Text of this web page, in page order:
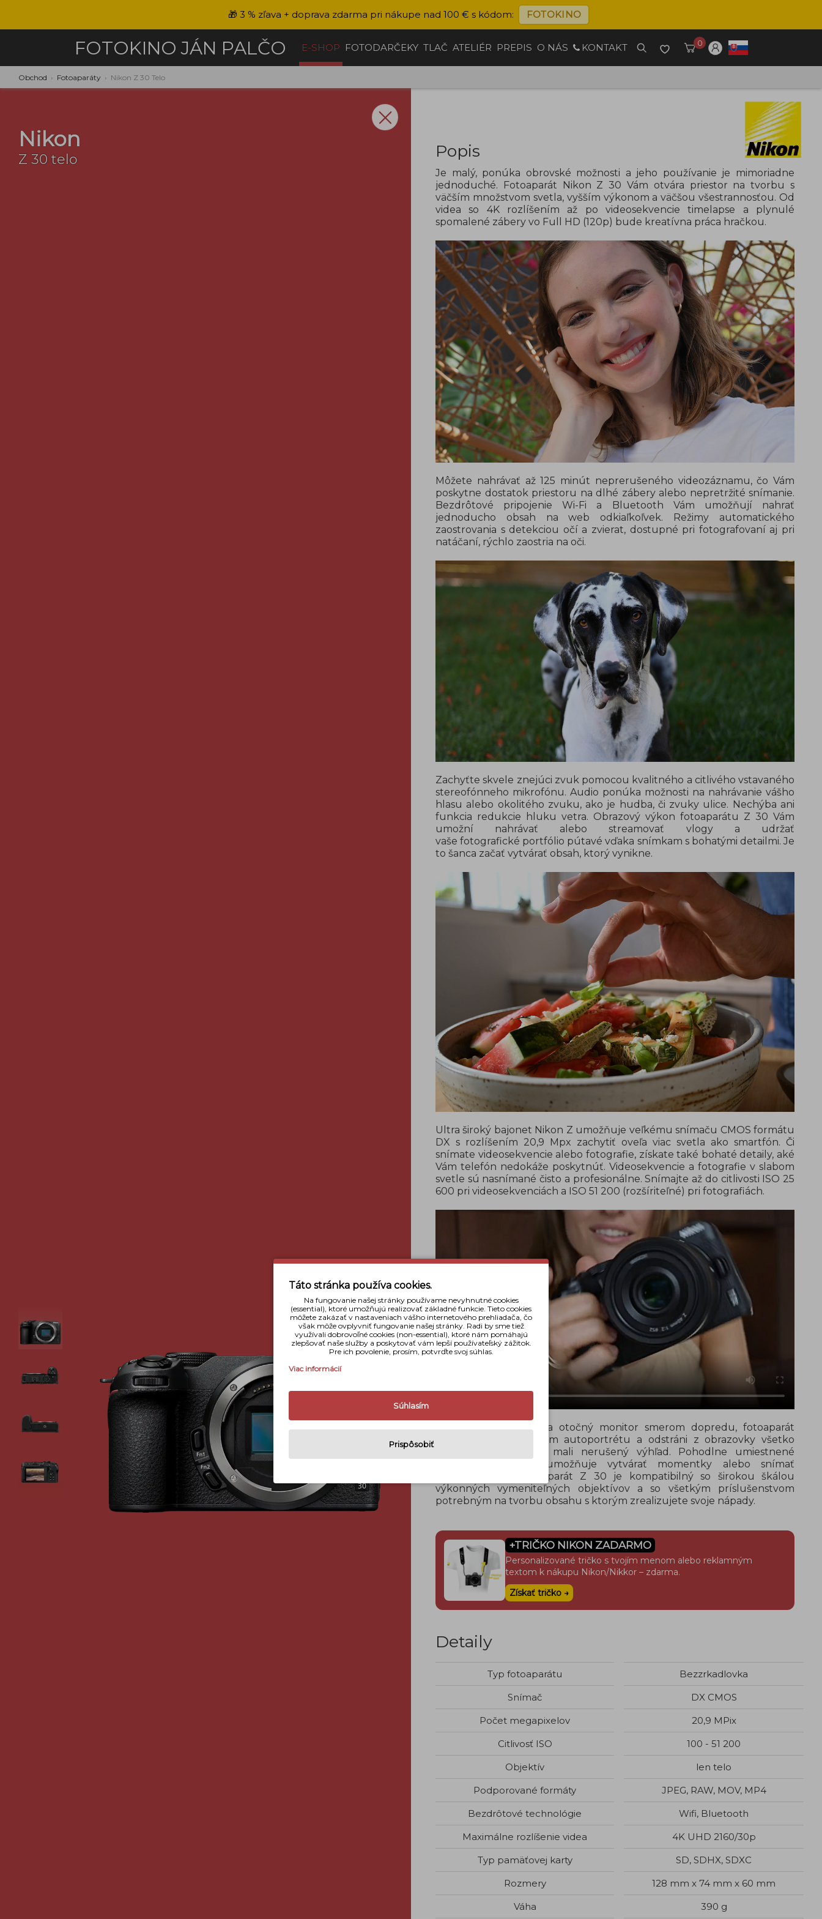
🎁 3 % zľava + doprava zdarma pri nákupe nad 100 € s kódom: FOTOKINO
FOTOKINO JÁN PALČO E-SHOP FOTODARČEKY TLAČ ATELIÉR PREPIS O NÁS KONTAKT 0
Obchod › Fotoaparáty › Nikon Z 30 Telo
Nikon
Z 30 telo Popis
Je malý, ponúka obrovské možnosti a jeho používanie je mimoriadne
jednoduché. Fotoaparát Nikon Z 30 Vám otvára priestor na tvorbu s
väčším množstvom svetla, vyšším výkonom a väčšou všestrannosťou. Od
videa so 4K rozlíšením až po videosekvencie timelapse a plynulé
spomalené zábery vo Full HD (120p) bude kreatívna práca hračkou.
Môžete nahrávať až 125 minút neprerušeného videozáznamu, čo Vám
poskytne dostatok priestoru na dlhé zábery alebo nepretržité snímanie.
Bezdrôtové pripojenie Wi-Fi a Bluetooth Vám umožňují nahrať
jednoducho obsah na web odkiaľkoľvek. Režimy automatického
zaostrovania s detekciou očí a zvierat, dostupné pri fotografovaní aj pri
natáčaní, rýchlo zaostria na oči.
Zachyťte skvele znejúci zvuk pomocou kvalitného a citlivého vstavaného
stereofónneho mikrofónu. Audio ponúka možnosti na nahrávanie vášho
hlasu alebo okolitého zvuku, ako je hudba, či zvuky ulice. Nechýba ani
funkcia redukcie hluku vetra. Obrazový výkon fotoaparátu Z 30 Vám
umožní nahrávať alebo streamovať vlogy a udržať
vaše fotografické portfólio pútavé vďaka snímkam s bohatými detailmi. Je
to šanca začať vytvárať obsah, ktorý vynikne.
Ultra široký bajonet Nikon Z umožňuje veľkému snímaču CMOS formátu
DX s rozlíšením 20,9 Mpx zachytiť oveľa viac svetla ako smartfón. Či
snímate videosekvencie alebo fotografie, získate také bohaté detaily, aké
Vám telefón nedokáže poskytnúť. Videosekvencie a fotografie v slabom
svetle sú nasnímané čisto a profesionálne. Snímajte až do citlivosti ISO 25
600 pri videosekvenciách a ISO 51 200 (rozšíriteľné) pri fotografiách.
Ak otočíte výklopný a otočný monitor smerom dopredu, fotoaparát
okamžite aktivuje režim autoportrétu a odstráni z obrazovky všetko
nepotrebné, aby ste mali nerušený výhľad. Pohodlne umiestnené
tlačidlo nahrávania umožňuje vytvárať momentky alebo snímať
videosekvencie. Fotoaparát Z 30 je kompatibilný so širokou škálou
výkonných vymeniteľných objektívov a so všetkým príslušenstvom
potrebným na tvorbu obsahu s ktorým zrealizujete svoje nápady.
+TRIČKO NIKON ZADARMO
Personalizované tričko s tvojím menom alebo reklamným
textom k nákupu Nikon/Nikkor – zdarma.
Získať tričko →
Detaily
Typ fotoaparátu
Bezzrkadlovka
Snímač
DX CMOS
Počet megapixelov
20,9 MPix
Citlivosť ISO
100 - 51 200
Objektív
len telo
Podporované formáty
JPEG, RAW, MOV, MP4
Bezdrôtové technológie
Wifi, Bluetooth
Maximálne rozlíšenie videa
4K UHD 2160/30p
Typ pamäťovej karty
SD, SDHX, SDXC
Rozmery
128 mm x 74 mm x 60 mm
Váha
390 g
Táto stránka používa cookies.
Na fungovanie našej stránky používame nevyhnutné cookies
(essential), ktoré umožňujú realizovať základné funkcie. Tieto cookies
môžete zakázať v nastaveniach vášho internetového prehliadača, čo
však môže ovplyvniť fungovanie našej stránky. Radi by sme tiež
využívali dobrovoľné cookies (non-essential), ktoré nám pomáhajú
zlepšovať naše služby a poskytovať vám lepší používateľský zážitok.
Pre ich povolenie, prosím, potvrďte svoj súhlas.
Viac informácií
Súhlasím
Prispôsobiť